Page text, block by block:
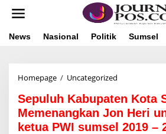
News Nasional Politik Sumsel
Homepage / Uncategorized
p
u
l
u
Sepuluh Kabupaten Kota
Memenangkan Jon Heri
ketua PWI sumsel 2019 –